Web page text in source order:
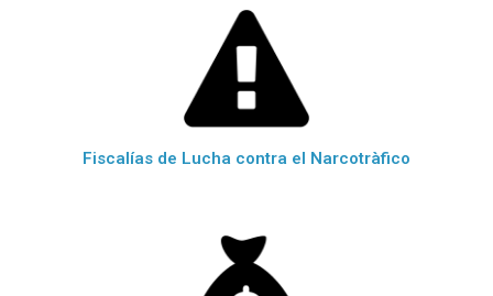
Fiscalías de Lucha contra el Narcotràfico